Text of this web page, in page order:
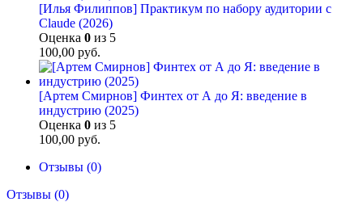
[Илья Филиппов] Практикум по набору аудитории с
Claude (2026)
Оценка 0 из 5
100,00 руб.
[Артем Смирнов] Финтех от А до Я: введение в
индустрию (2025)
Оценка 0 из 5
100,00 руб.
Отзывы (0)
Отзывы (0)